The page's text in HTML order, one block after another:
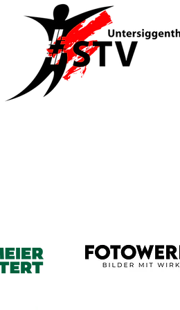
Rhönradriege